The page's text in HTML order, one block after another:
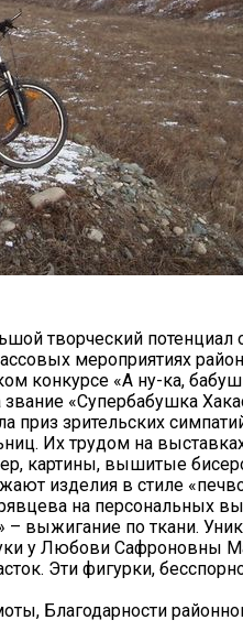
творческий потенциал
мероприятиях
конкурсе «А ну-ка,
«Супербабушка
приз зрительских
Их трудом на
картины, вышитые
изделия в стиле
на персональных
– выжигание по ткани.
у Любови Сафроновны
Эти фигурки,
Благодарности